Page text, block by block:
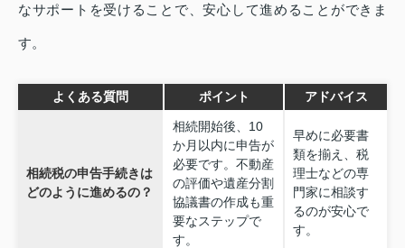
なサポートを受けることで、安心して進めることができま
す。
よくある質問 ポイント アドバイス
相続税の申告手続きは
どのように進めるの？
相続開始後、10
か月以内に申告が
必要です。不動産
の評価や遺産分割
協議書の作成も重
要なステップで
す。
早めに必要書
類を揃え、税
理士などの専
門家に相談す
るのが安心で
す。